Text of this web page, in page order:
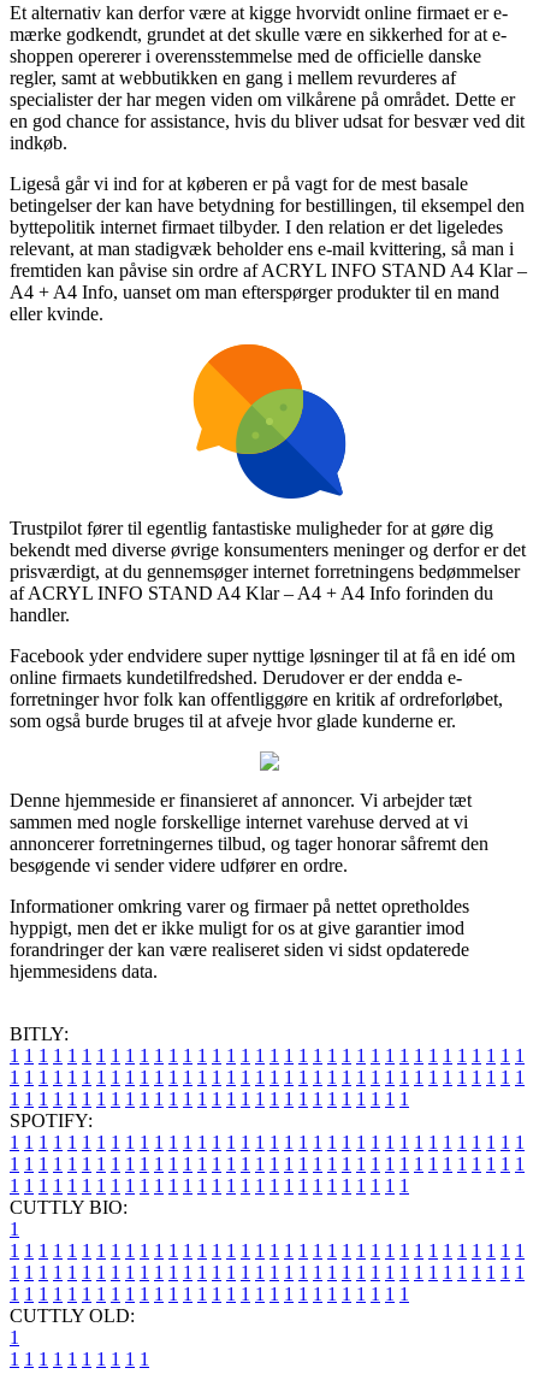
Et alternativ kan derfor være at kigge hvorvidt online firmaet er e-
mærke godkendt, grundet at det skulle være en sikkerhed for at e-
shoppen opererer i overensstemmelse med de officielle danske
regler, samt at webbutikken en gang i mellem revurderes af
specialister der har megen viden om vilkårene på området. Dette er
en god chance for assistance, hvis du bliver udsat for besvær ved dit
indkøb.
Ligeså går vi ind for at køberen er på vagt for de mest basale
betingelser der kan have betydning for bestillingen, til eksempel den
byttepolitik internet firmaet tilbyder. I den relation er det ligeledes
relevant, at man stadigvæk beholder ens e-mail kvittering, så man i
fremtiden kan påvise sin ordre af ACRYL INFO STAND A4 Klar –
A4 + A4 Info, uanset om man efterspørger produkter til en mand
eller kvinde.
Trustpilot fører til egentlig fantastiske muligheder for at gøre dig
bekendt med diverse øvrige konsumenters meninger og derfor er det
prisværdigt, at du gennemsøger internet forretningens bedømmelser
af ACRYL INFO STAND A4 Klar – A4 + A4 Info forinden du
handler.
Facebook yder endvidere super nyttige løsninger til at få en idé om
online firmaets kundetilfredshed. Derudover er der endda e-
forretninger hvor folk kan offentliggøre en kritik af ordreforløbet,
som også burde bruges til at afveje hvor glade kunderne er.
Denne hjemmeside er finansieret af annoncer. Vi arbejder tæt
sammen med nogle forskellige internet varehuse derved at vi
annoncerer forretningernes tilbud, og tager honorar såfremt den
besøgende vi sender videre udfører en ordre.
Informationer omkring varer og firmaer på nettet opretholdes
hyppigt, men det er ikke muligt for os at give garantier imod
forandringer der kan være realiseret siden vi sidst opdaterede
hjemmesidens data.
BITLY:
1 1 1 1 1 1 1 1 1 1 1 1 1 1 1 1 1 1 1 1 1 1 1 1 1 1 1 1 1 1 1 1 1 1 1 1
1 1 1 1 1 1 1 1 1 1 1 1 1 1 1 1 1 1 1 1 1 1 1 1 1 1 1 1 1 1 1 1 1 1 1 1
1 1 1 1 1 1 1 1 1 1 1 1 1 1 1 1 1 1 1 1 1 1 1 1 1 1 1 1
SPOTIFY:
1 1 1 1 1 1 1 1 1 1 1 1 1 1 1 1 1 1 1 1 1 1 1 1 1 1 1 1 1 1 1 1 1 1 1 1
1 1 1 1 1 1 1 1 1 1 1 1 1 1 1 1 1 1 1 1 1 1 1 1 1 1 1 1 1 1 1 1 1 1 1 1
1 1 1 1 1 1 1 1 1 1 1 1 1 1 1 1 1 1 1 1 1 1 1 1 1 1 1 1
CUTTLY BIO:
1
1 1 1 1 1 1 1 1 1 1 1 1 1 1 1 1 1 1 1 1 1 1 1 1 1 1 1 1 1 1 1 1 1 1 1 1
1 1 1 1 1 1 1 1 1 1 1 1 1 1 1 1 1 1 1 1 1 1 1 1 1 1 1 1 1 1 1 1 1 1 1 1
1 1 1 1 1 1 1 1 1 1 1 1 1 1 1 1 1 1 1 1 1 1 1 1 1 1 1 1
CUTTLY OLD:
1
1 1 1 1 1 1 1 1 1 1